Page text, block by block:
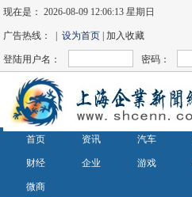
现在是：2026-08-09 12:06:13 星期日
广告热线： |设为首页 | 加入收藏
登陆用户名： 密码：
首页 资讯 汽车
财经 企业 游戏
微商